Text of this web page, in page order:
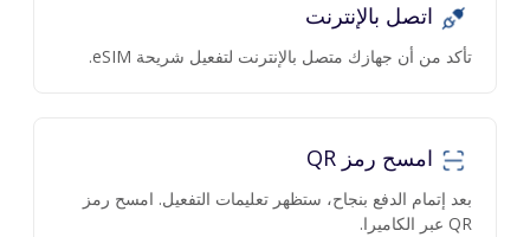
اتصل بالإنترنت
تأكد من أن جهازك متصل بالإنترنت لتفعيل شريحة eSIM.
امسح رمز QR
بعد إتمام الدفع بنجاح، ستظهر تعليمات التفعيل. امسح رمز
QR عبر الكاميرا.